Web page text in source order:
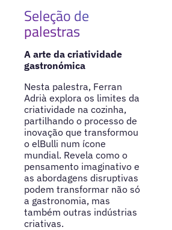
Seleção de
palestras
A arte da criatividade
gastronómica
Nesta palestra, Ferran
Adrià explora os limites da
criatividade na cozinha,
partilhando o processo de
inovação que transformou
o elBulli num ícone
mundial. Revela como o
pensamento imaginativo e
as abordagens disruptivas
podem transformar não só
a gastronomia, mas
também outras indústrias
criativas.